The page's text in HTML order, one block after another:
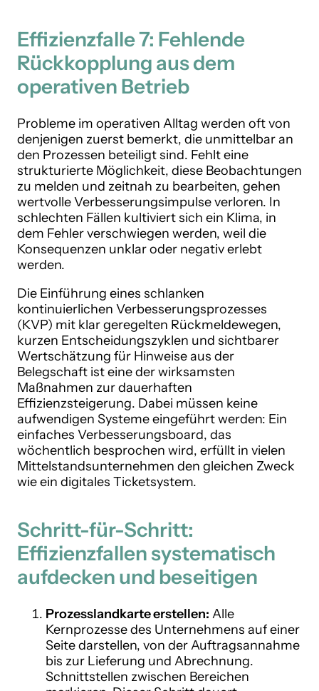
Effizienzfalle 7: Fehlende
Rückkopplung aus dem
operativen Betrieb
Probleme im operativen Alltag werden oft von
denjenigen zuerst bemerkt, die unmittelbar an
den Prozessen beteiligt sind. Fehlt eine
strukturierte Möglichkeit, diese Beobachtungen
zu melden und zeitnah zu bearbeiten, gehen
wertvolle Verbesserungsimpulse verloren. In
schlechten Fällen kultiviert sich ein Klima, in
dem Fehler verschwiegen werden, weil die
Konsequenzen unklar oder negativ erlebt
werden.
Die Einführung eines schlanken
kontinuierlichen Verbesserungsprozesses
(KVP) mit klar geregelten Rückmeldewegen,
kurzen Entscheidungszyklen und sichtbarer
Wertschätzung für Hinweise aus der
Belegschaft ist eine der wirksamsten
Maßnahmen zur dauerhaften
Effizienzsteigerung. Dabei müssen keine
aufwendigen Systeme eingeführt werden: Ein
einfaches Verbesserungsboard, das
wöchentlich besprochen wird, erfüllt in vielen
Mittelstandsunternehmen den gleichen Zweck
wie ein digitales Ticketsystem.
Schritt-für-Schritt:
Effizienzfallen systematisch
aufdecken und beseitigen
Prozesslandkarte erstellen: Alle
Kernprozesse des Unternehmens auf einer
Seite darstellen, von der Auftragsannahme
bis zur Lieferung und Abrechnung.
Schnittstellen zwischen Bereichen